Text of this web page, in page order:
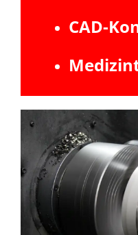
CAD-